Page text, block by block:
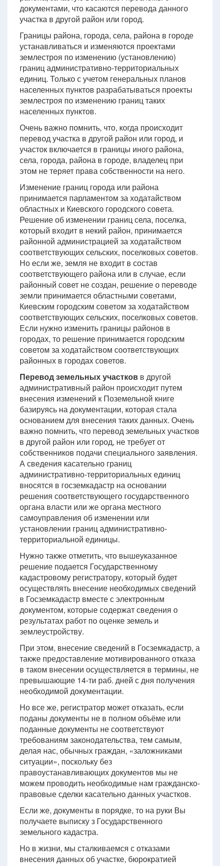
документами, что касаются перевода данного
участка в другой район или город.
Границы района, города, села, района в городе
устанавливаться и изменяются проектами
землестроя по изменению (установлению)
границ административно-территориальных
единиц. Только с учетом генеральных планов
населенных пунктов разрабатываться проекты
землестроя по изменению границ таких
населенных пунктов.
Очень важно помнить, что, когда происходит
перевод участка в другой район или город, и
участок включается в границы иного района,
села, города, района в городе, владелец при
этом не теряет права собственности на него.
Изменение границ города или района
принимается парламентом за ходатайством
областных и Киевского городского совета.
Решение об изменении границ села, поселка,
который входит в некий район, принимается
районной администрацией за ходатайством
соответствующих сельских, поселковых советов.
Но если же, земля не входит в состав
соответствующего района или в случае, если
районный совет не создан, решение о переводе
земли принимается областными советами,
Киевским городским советом за ходатайством
соответствующих сельских, поселковых советов.
Если нужно изменить границы районов в
городах, то решение принимается городским
советом за ходатайством соответствующих
районных в городах советов.
Перевод земельных участков в другой
административный район происходит путем
внесения изменений к Поземельной книге
базируясь на документации, которая стала
основанием для внесения таких данных. Очень
важно помнить, что перевод земельных участков
в другой район или город, не требует от
собственников подачи специального заявления.
А сведения касательно границ
административно-территориальных единиц
вносятся в госземкадастр на основании
решения соответствующего государственного
органа власти или же органа местного
самоуправления об изменении или
установлении границ административно-
территориальной единицы.
Нужно также отметить, что вышеуказанное
решение подается Государственному
кадастровому регистратору, который будет
осуществлять внесение необходимых сведений
в Госземкадастр вместе с электронным
документом, которые содержат сведения о
результатах работ по оценке земель и
землеустройству.
При этом, внесение сведений в Госземкадастр, а
также предоставление мотивированного отказа
в таком внесении осуществляется в термины, не
превышающие 14-ти раб. дней с дня получения
необходимой документации.
Но все же, регистратор может отказать, если
поданы документы не в полном объёме или
поданные документы не соответствуют
требованиям законодательства, тем самым,
делая нас, обычных граждан, «заложниками
ситуации», поскольку без
правоустанавливающих документов мы не
можем проводить необходимые нам гражданско-
правовые сделки касательно данных участков.
Если же, документы в порядке, то на руки Вы
получаете выписку з Государственного
земельного кадастра.
Но в жизни, мы сталкиваемся с отказами
внесения данных об участке, бюрократией